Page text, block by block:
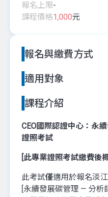
報名上限-
課程價格1,000元
報名與繳費方式
適用對象
課程介紹
CEO國際認證中心：永
證照考試
[此專業證照考試繳費後
此考試僅適用於報名淡
[永續發展碳管理 — 分析